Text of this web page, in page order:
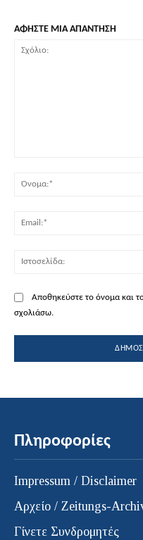
ΑΦΗΣΤΕ ΜΙΑ ΑΠΑΝΤΗΣΗ
Αποθηκεύστε το όνομα και
σχολιάσω.
Πληροφορίες
Impressum / Disclaimer
Αρχείο / Zeitungs-
Γίνετε Συνδρομητές